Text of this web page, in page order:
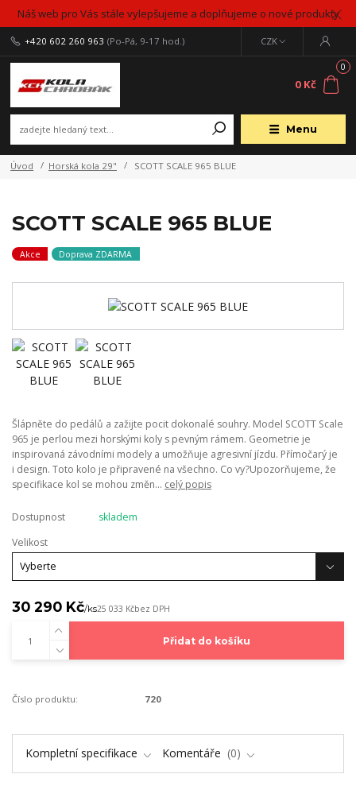
Náš web pro Vás stále vylepšujeme a doplňujeme o nové produkty
Menu
CZK
+420 602 260 963 (Po-Pá, 9-17 hod.)
0
0 Kč
Úvod Horská kola 29" SCOTT SCALE 965 BLUE
SCOTT SCALE 965 BLUE
Akce Doprava ZDARMA
Šlápněte do pedálů a zažijte pocit dokonalé souhry. Model SCOTT Scale
965 je perlou mezi horskými koly s pevným rámem. Geometrie je
inspirovaná závodními modely a umožňuje agresivní jízdu. Přímočarý je
i design. Toto kolo je připravené na všechno. Co vy?Upozorňujeme, že
specifikace kol se mohou změn... celý popis
Dostupnost
skladem
Velikost
30 290 Kč/ks25 033 Kčbez DPH
Přidat do košíku
Číslo produktu: 720
Kompletní specifikace Komentáře 0